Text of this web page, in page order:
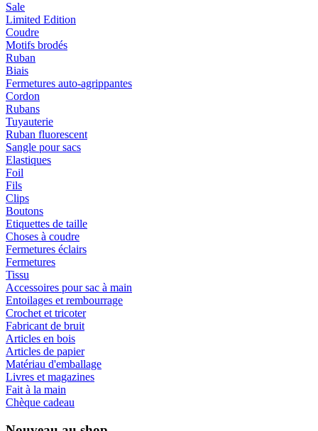
Sale
Limited Edition
Coudre
Motifs brodés
Ruban
Biais
Fermetures auto-agrippantes
Cordon
Rubans
Tuyauterie
Ruban fluorescent
Sangle pour sacs
Elastiques
Foil
Fils
Clips
Boutons
Etiquettes de taille
Choses à coudre
Fermetures éclairs
Fermetures
Tissu
Accessoires pour sac à main
Entoilages et rembourrage
Crochet et tricoter
Fabricant de bruit
Articles en bois
Articles de papier
Matériau d'emballage
Livres et magazines
Fait à la main
Chèque cadeau